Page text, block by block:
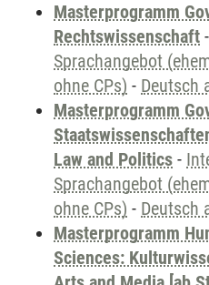
Masterprogramm
Rechtswissenschaft -
Sprachangebot
ohne CPs) - Deutsch
Masterprogramm
Law and Politics -
Sprachangebot
ohne CPs) - Deutsch
Masterprogramm
Sciences: